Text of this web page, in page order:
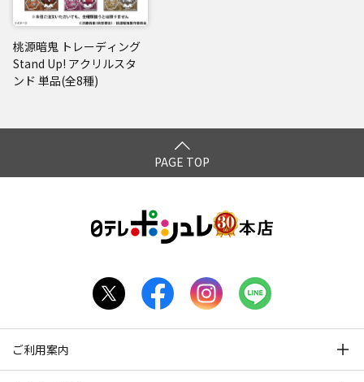
桃源暗鬼 トレーディング
Stand Up! アクリルスタ
ンド 単品(全8種)
PAGE TOP
ご利用案内